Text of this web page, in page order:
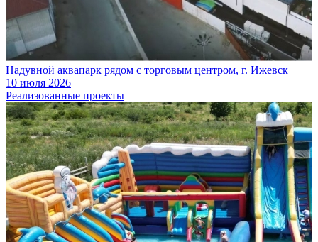
Надувной аквапарк рядом с торговым центром, г. Ижевск
10 июля 2026
Реализованные проекты